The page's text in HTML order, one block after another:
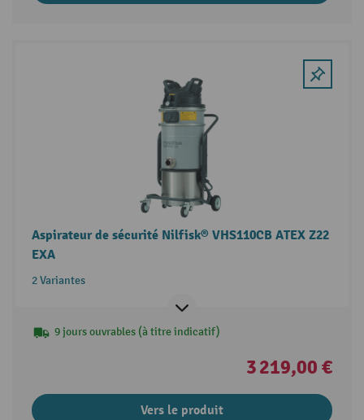
Aspirateur de sécurité Nilfisk® VHS110CB ATEX Z22
EXA
2 Variantes
9 jours ouvrables (à titre indicatif)
3 219,00 €
Vers le produit